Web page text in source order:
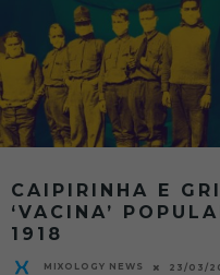
CAIPIRINHA E
‘VACINA’
1918
MIXOLOGY NEWS 23/03/